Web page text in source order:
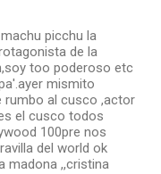
picchu la
de la
too poderoso etc
mismito
rumbo al cusco ,actor
el cusco todos
100pre nos
del world ok
madona ,,cristina